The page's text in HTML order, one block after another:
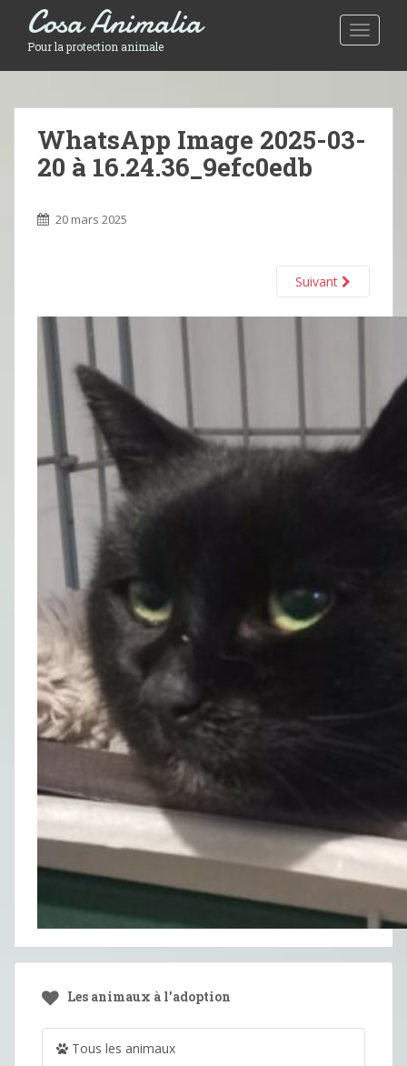
Toggle
Cosa Animalia
Pour la protection animale
WhatsApp Image 2025-03-
20 à 16.24.36_9efc0edb
20 mars 2025
Suivant
Les animaux à l’adoption
Tous les animaux